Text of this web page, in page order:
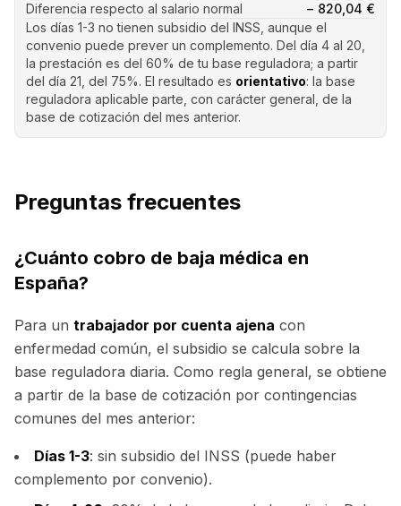
Diferencia respecto al salario normal
− 820,04 €
Los días 1-3 no tienen subsidio del INSS, aunque el
convenio puede prever un complemento. Del día 4 al 20,
la prestación es del 60% de tu base reguladora; a partir
del día 21, del 75%. El resultado es orientativo: la base
reguladora aplicable parte, con carácter general, de la
base de cotización del mes anterior.
Preguntas frecuentes
¿Cuánto cobro de baja médica en
España?
Para un trabajador por cuenta ajena con
enfermedad común, el subsidio se calcula sobre la
base reguladora diaria. Como regla general, se obtiene
a partir de la base de cotización por contingencias
comunes del mes anterior:
Días 1-3: sin subsidio del INSS (puede haber
complemento por convenio).